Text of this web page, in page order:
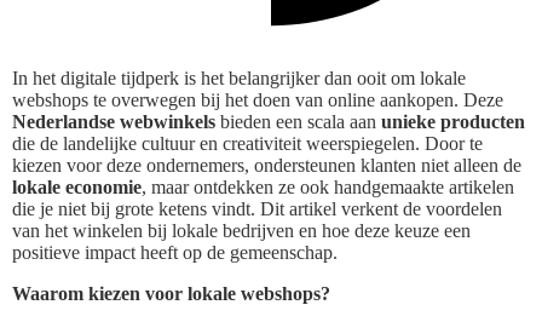
In het digitale tijdperk is het belangrijker dan ooit om lokale
webshops te overwegen bij het doen van online aankopen. Deze
Nederlandse webwinkels bieden een scala aan unieke producten
die de landelijke cultuur en creativiteit weerspiegelen. Door te
kiezen voor deze ondernemers, ondersteunen klanten niet alleen de
lokale economie, maar ontdekken ze ook handgemaakte artikelen
die je niet bij grote ketens vindt. Dit artikel verkent de voordelen
van het winkelen bij lokale bedrijven en hoe deze keuze een
positieve impact heeft op de gemeenschap.
Waarom kiezen voor lokale webshops?